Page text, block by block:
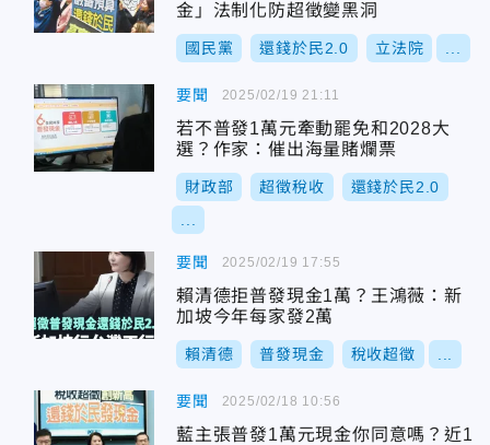
金」法制化防超徵變黑洞
國民黨 還錢於民2.0 立法院
要聞
若不普發1萬元牽動罷免和2028大
選？作家：催出海量賭爛票
財政部 超徵稅收 還錢於民2.0
2025/02/19 21:11
要聞
賴清德拒普發現金1萬？王鴻薇：新
加坡今年每家發2萬
賴清德 普發現金 稅收超徵
2025/02/19 17:55
要聞
藍主張普發1萬元現金你同意嗎？近1
2025/02/18 10:56